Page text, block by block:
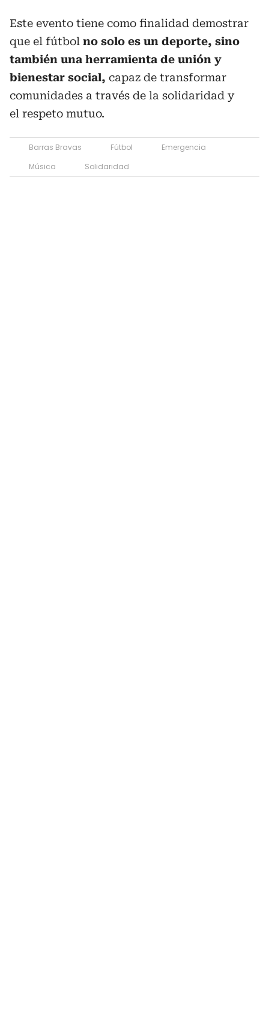
Este evento tiene como finalidad demostrar
que el fútbol no solo es un deporte, sino
también una herramienta de unión y
bienestar social, capaz de transformar
comunidades a través de la solidaridad y
el respeto mutuo.
Barras Bravas Fútbol
Emergencia
Música
Solidaridad